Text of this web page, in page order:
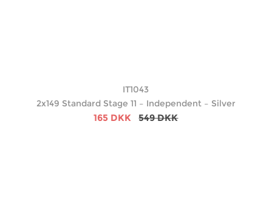
IT1043
2x149 Standard Stage 11 – Independent – Silver
165 DKK 549 DKK